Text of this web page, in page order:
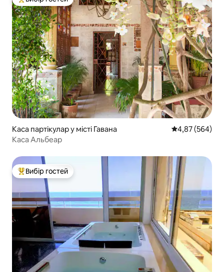
Топ вибір гостей
Каса партікулар у місті Гавана Середня
4,87 (564)
Каса Альбеар
Топ вибір гостей
Вибір гостей